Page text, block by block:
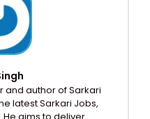
and author of Sarkari
latest Sarkari Jobs,